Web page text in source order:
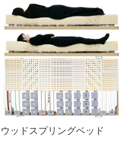
ウッドスプリングベッド